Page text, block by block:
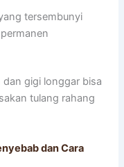
tersembunyi
gigi longgar bisa
tulang rahang
dan Cara